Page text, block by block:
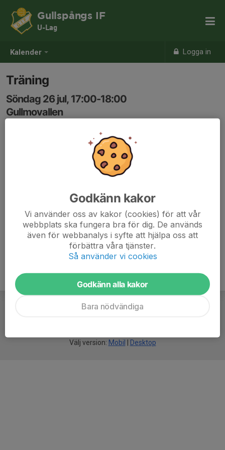
Kalender Logga in
Gullspångs IF
U-Lag
Träning
Söndag 26 jul, 17:00-18:00
Gullmovallen
Välj version: Mobil Desktop
Godkänn kakor
Vi använder oss av kakor (cookies) för att vår
webbplats ska fungera bra för dig. De används
även för webbanalys i syfte att hjälpa oss att
förbättra våra tjänster.
Så använder vi cookies
Godkänn alla kakor
Bara nödvändiga